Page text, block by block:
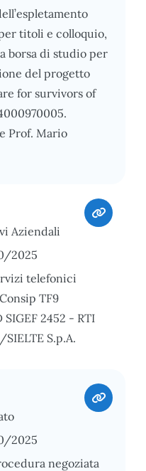
titoli e colloquio,
borsa di studio per
del progetto
for survivors of
Prof. Mario
Aziendali
2025
telefonici
TF9
SIGEF 2452 - RTI
S.p.A.
2025
negoziata